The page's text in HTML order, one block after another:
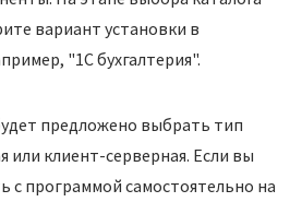
вариант установки в
"1C бухгалтерия".
предложено выбрать тип
или клиент-серверная. Если вы
с программой самостоятельно на